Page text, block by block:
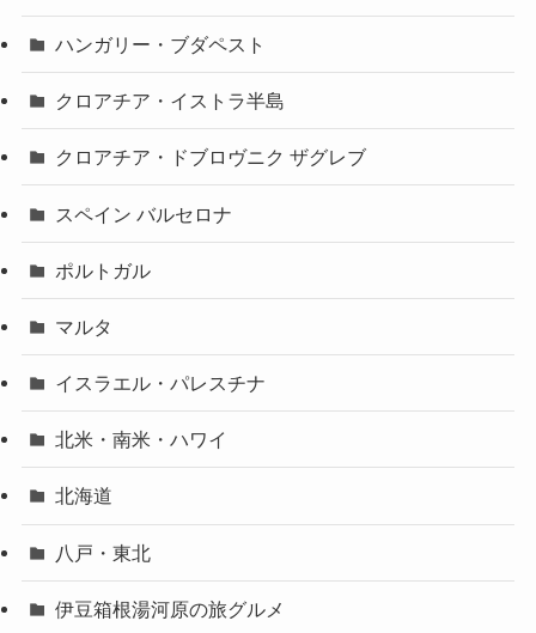
ハンガリー・ブダペスト
クロアチア・イストラ半島
クロアチア・ドブロヴニク ザグレブ
スペイン バルセロナ
ポルトガル
マルタ
イスラエル・パレスチナ
北米・南米・ハワイ
北海道
八戸・東北
伊豆箱根湯河原の旅グルメ